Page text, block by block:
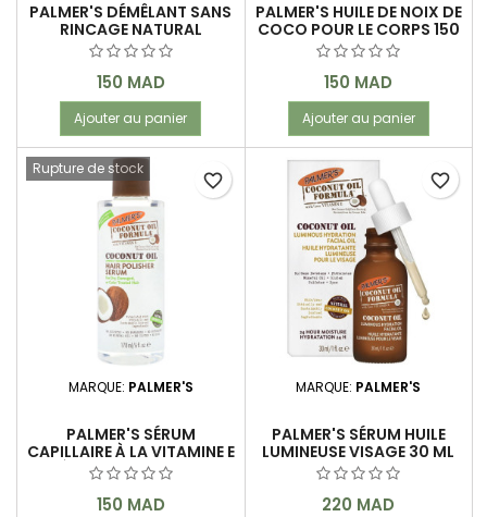
PALMER'S DÉMÊLANT SANS
RINCAGE NATURAL
FUSIONS 250 ML
Prix
150 MAD
Ajouter au panier
PALMER'S HUILE DE NOIX DE
COCO POUR LE CORPS 150
ML
Prix
150 MAD
Ajouter au panier
Rupture de stock
MARQUE: PALMER'S
PALMER'S SÉRUM
CAPILLAIRE À LA VITAMINE E
& À L'HUILE DE NOIX DE
COCO 178 ML
Prix
150 MAD
favorite_border
MARQUE: PALMER'S
PALMER'S SÉRUM HUILE
LUMINEUSE VISAGE 30 ML
Prix
220 MAD
favorite_border